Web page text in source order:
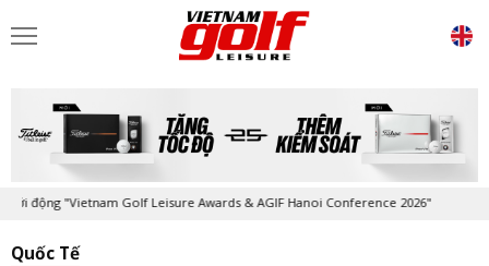
"Vietnam Golf Leisure Awards & AGIF Hanoi Conference 2026"
Quốc Tế